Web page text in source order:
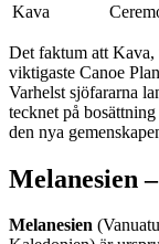
Kava
Det faktum att Kava,
viktigaste Canoe
Varhelst sjöfararna
tecknet på
den nya
Melanesien
Melanesien